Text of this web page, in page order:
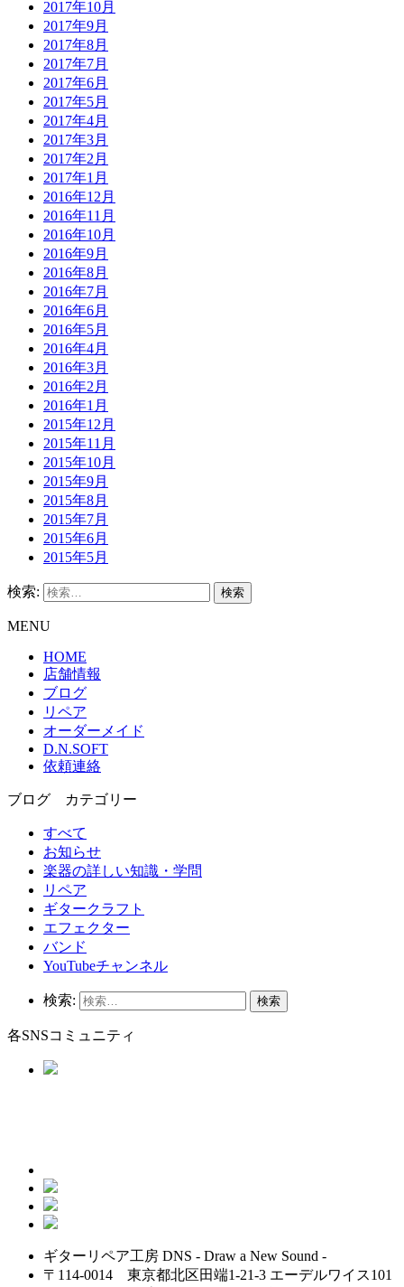
2017年10月
2017年9月
2017年8月
2017年7月
2017年6月
2017年5月
2017年4月
2017年3月
2017年2月
2017年1月
2016年12月
2016年11月
2016年10月
2016年9月
2016年8月
2016年7月
2016年6月
2016年5月
2016年4月
2016年3月
2016年2月
2016年1月
2015年12月
2015年11月
2015年10月
2015年9月
2015年8月
2015年7月
2015年6月
2015年5月
検索:
MENU
HOME
店舗情報
ブログ
リペア
オーダーメイド
D.N.SOFT
依頼連絡
ブログ カテゴリー
すべて
お知らせ
楽器の詳しい知識・学問
リペア
ギタークラフト
エフェクター
バンド
YouTubeチャンネル
検索:
各SNSコミュニティ
ギターリペア工房 DNS - Draw a New Sound -
〒114-0014 東京都北区田端1-21-3 エーデルワイス101